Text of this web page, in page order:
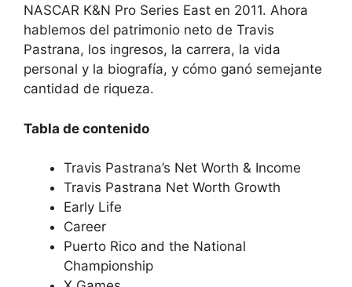
NASCAR K&N Pro Series East en 2011. Ahora
hablemos del patrimonio neto de Travis
Pastrana, los ingresos, la carrera, la vida
personal y la biografía, y cómo ganó semejante
cantidad de riqueza.
Tabla de contenido
Travis Pastrana’s Net Worth & Income
Travis Pastrana Net Worth Growth
Early Life
Career
Puerto Rico and the National
Championship